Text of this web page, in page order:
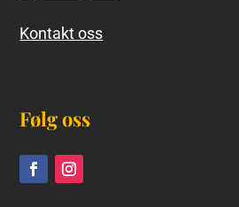
Kontakt oss
Følg oss